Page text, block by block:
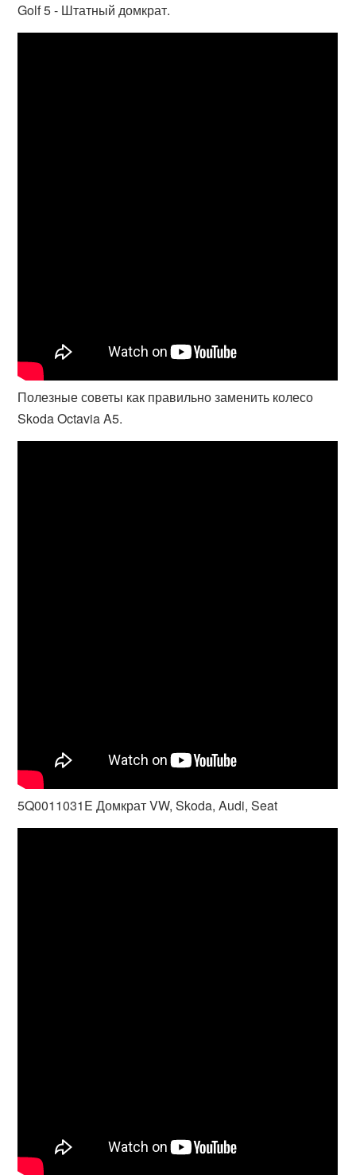
Golf 5 - Штатный домкрат.
Полезные советы как правильно заменить колесо
Skoda Octavia A5.
5Q0011031E Домкрат VW, Skoda, Audi, Seat